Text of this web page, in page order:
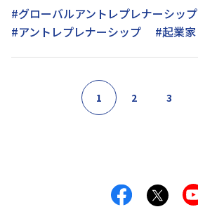
#グローバルアントレプレナーシップ
#アントレプレナーシップ
#起業家
1 2 3